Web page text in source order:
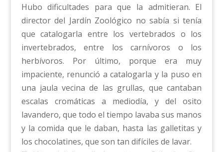
Hubo dificultades para que la admitieran. El
director del Jardín Zoológico no sabía si tenía
que catalogarla entre los vertebrados o los
invertebrados, entre los carnívoros o los
herbívoros. Por último, porque era muy
impaciente, renunció a catalogarla y la puso en
una jaula vecina de las grullas, que cantaban
escalas cromáticas a mediodía, y del osito
lavandero, que todo el tiempo lavaba sus manos
y la comida que le daban, hasta las galletitas y
los chocolatines, que son tan difíciles de lavar.